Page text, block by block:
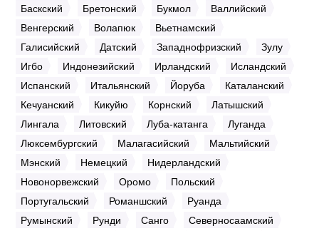
Баскский
Бретонский Букмол
Валлийский
Венгерский
Волапюк
Вьетнамский
Галисийский
Датский Западнофризский
Зулу
Игбо
Индонезийский Ирландский
Исландский
Испанский
Итальянский Йоруба
Каталанский
Кечуанский
Кикуйю Корнский
Латышский
Лингала
Литовский Луба-катанга
Луганда
Люксембургский
Малагасийский
Мальтийский
Мэнский
Немецкий
Нидерландский
Новонорвежский
Оромо
Польский
Португальский
Романшский
Руанда
Румынский
Рунди Санго
Северносаамский